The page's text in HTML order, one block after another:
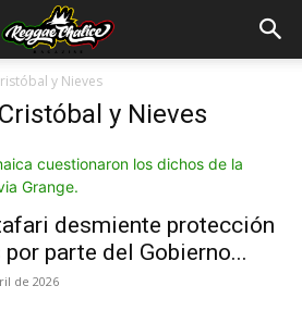
y Nieves
y Nieves
desmiente protección
parte del Gobierno...
de 2026